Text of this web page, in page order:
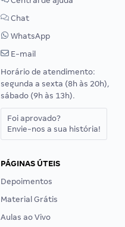
Chat
WhatsApp
E-mail
Horário de atendimento:
segunda a sexta (8h às 20h),
sábado (9h às 13h).
Foi aprovado?
Envie-nos a sua história!
PÁGINAS ÚTEIS
Depoimentos
Material Grátis
Aulas ao Vivo